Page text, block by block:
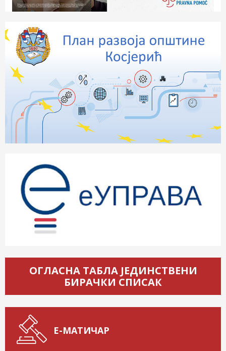
ОГЛАСНА ТАБЛА ЈЕДИНСТВЕНИ
БИРАЧКИ СПИСАК
Е-МАТИЧАР